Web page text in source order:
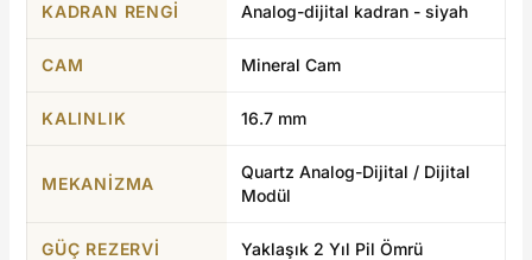
KADRAN RENGI Analog-dijital kadran - siyah
CAM Mineral Cam
KALINLIK 16.7 mm
MEKANIZMA
Quartz Analog-Dijital / Dijital
Modül
GÜÇ REZERVI Yaklaşık 2 Yıl Pil Ömrü